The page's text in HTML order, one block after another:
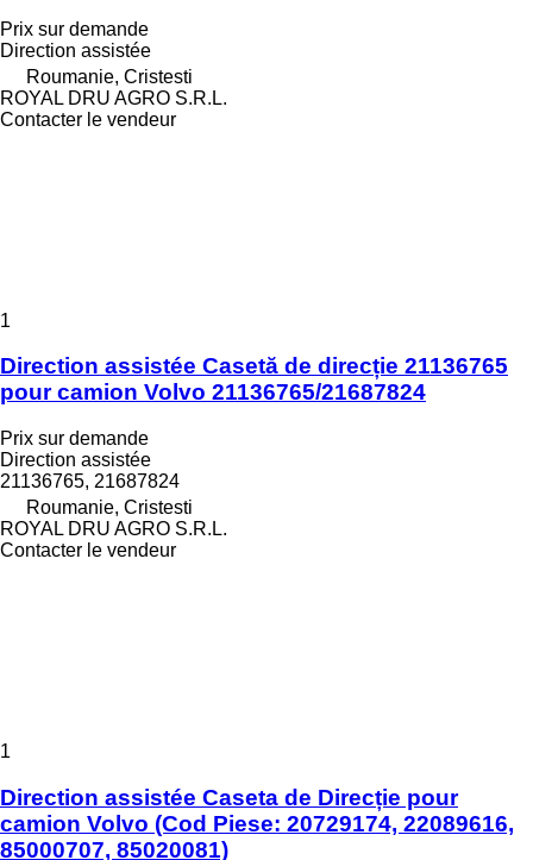
Prix sur demande
Direction assistée
Roumanie, Cristesti
ROYAL DRU AGRO S.R.L.
Contacter le vendeur
1
Direction assistée Casetă de direcție 21136765
pour camion Volvo 21136765/21687824
Prix sur demande
Direction assistée
21136765, 21687824
Roumanie, Cristesti
ROYAL DRU AGRO S.R.L.
Contacter le vendeur
1
Direction assistée Caseta de Direcție pour
camion Volvo (Cod Piese: 20729174, 22089616,
85000707, 85020081)